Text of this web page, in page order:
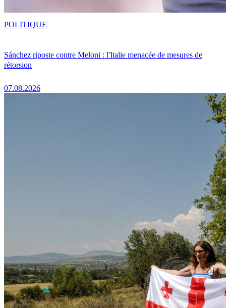
Sánchez riposte contre Meloni : l'Italie menacée de mesures de
rétorsion
07.08.2026
POLITIQUE